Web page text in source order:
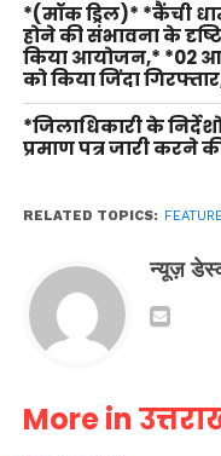
*(मॉक ड्रिल)* *कैंची
होने की संभावना के
किया आयोजन,* *02
को किया जिंदा
*जिलाधिकारी के
प्रमाण पत्र जारी करने
RELATED TOPICS:
न्यूज़
More in